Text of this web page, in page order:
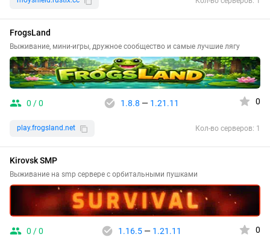
FrogsLand
Выживание, мини-игры, дружное сообщество и самые лучшие лягу
0 / 0 1.8.8 — 1.21.11 0
play.frogsland.net Кол-во серверов: 1
Kirovsk SMP
Выживание на smp сервере с орбитальными пушками
0 / 0 1.16.5— 1.21.11 0